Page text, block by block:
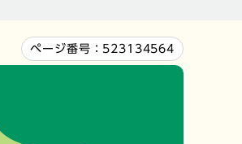
ページ番号： 523134564